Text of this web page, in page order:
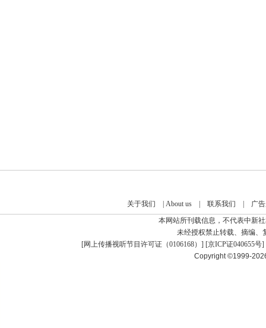
关于我们 About us| 联系我们
广
本网站所刊载信息，不代表中新
未经授权禁止转载、摘编、
[网上传播视听节目许可证（0106168） ] [京ICP证040655号]
Copyright ©1999-